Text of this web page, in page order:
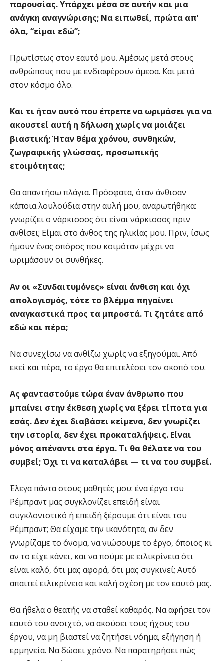
παρουσίας. Υπάρχει μέσα σε αυτήν και μια
ανάγκη αναγνώρισης; Να ειπωθεί, πρώτα απ’
όλα, “είμαι εδώ”;
Πρωτίστως στον εαυτό μου. Αμέσως μετά στους
ανθρώπους που με ενδιαφέρουν άμεσα. Και μετά
στον κόσμο όλο.
Και τι ήταν αυτό που έπρεπε να ωριμάσει για να
ακουστεί αυτή η δήλωση χωρίς να μοιάζει
βιαστική; Ήταν θέμα χρόνου, συνθηκών,
ζωγραφικής γλώσσας, προσωπικής
ετοιμότητας;
Θα απαντήσω πλάγια. Πρόσφατα, όταν άνθισαν
κάποια λουλούδια στην αυλή μου, αναρωτήθηκα:
γνωρίζει ο νάρκισσος ότι είναι νάρκισσος πριν
ανθίσει; Είμαι στο άνθος της ηλικίας μου. Πριν, ίσως
ήμουν ένας σπόρος που κοιμόταν μέχρι να
ωριμάσουν οι συνθήκες.
Αν οι «Συνδαιτυμόνες» είναι άνθιση και όχι
απολογισμός, τότε το βλέμμα πηγαίνει
αναγκαστικά προς τα μπροστά. Τι ζητάτε από
εδώ και πέρα;
Να συνεχίσω να ανθίζω χωρίς να εξηγούμαι. Από
εκεί και πέρα, το έργο θα επιτελέσει τον σκοπό του.
Ας φανταστούμε τώρα έναν άνθρωπο που
μπαίνει στην έκθεση χωρίς να ξέρει τίποτα για
εσάς. Δεν έχει διαβάσει κείμενα, δεν γνωρίζει
την ιστορία, δεν έχει προκαταλήψεις. Είναι
μόνος απέναντι στα έργα. Τι θα θέλατε να του
συμβεί; Όχι τι να καταλάβει — τι να του συμβεί.
Έλεγα πάντα στους μαθητές μου: ένα έργο του
Ρέμπραντ μας συγκλονίζει επειδή είναι
συγκλονιστικό ή επειδή ξέρουμε ότι είναι του
Ρέμπραντ; Θα είχαμε την ικανότητα, αν δεν
γνωρίζαμε το όνομα, να νιώσουμε το έργο, όποιος κι
αν το είχε κάνει, και να πούμε με ειλικρίνεια ότι
είναι καλό, ότι μας αφορά, ότι μας συγκινεί; Αυτό
απαιτεί ειλικρίνεια και καλή σχέση με τον εαυτό μας.
Θα ήθελα ο θεατής να σταθεί καθαρός. Να αφήσει τον
εαυτό του ανοιχτό, να ακούσει τους ήχους του
έργου, να μη βιαστεί να ζητήσει νόημα, εξήγηση ή
ερμηνεία. Να δώσει χρόνο. Να παρατηρήσει πώς